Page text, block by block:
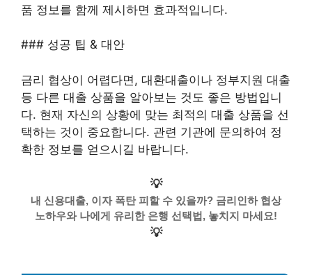
품 정보를 함께 제시하면 효과적입니다.
### 성공 팁 & 대안
금리 협상이 어렵다면, 대환대출이나 정부지원 대출
등 다른 대출 상품을 알아보는 것도 좋은 방법입니
다. 현재 자신의 상황에 맞는 최적의 대출 상품을 선
택하는 것이 중요합니다. 관련 기관에 문의하여 정
확한 정보를 얻으시길 바랍니다.
💡
내 신용대출, 이자 폭탄 피할 수 있을까? 금리인하 협상
노하우와 나에게 유리한 은행 선택법, 놓치지 마세요!
💡